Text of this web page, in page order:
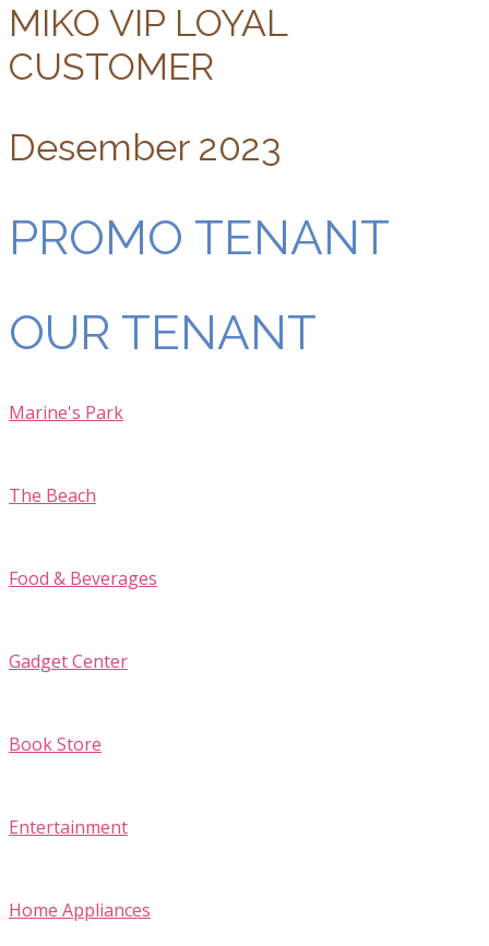
MIKO VIP LOYAL
CUSTOMER
Desember 2023
PROMO TENANT
OUR TENANT
Marine's Park
The Beach
Food & Beverages
Gadget Center
Book Store
Entertainment
Home Appliances